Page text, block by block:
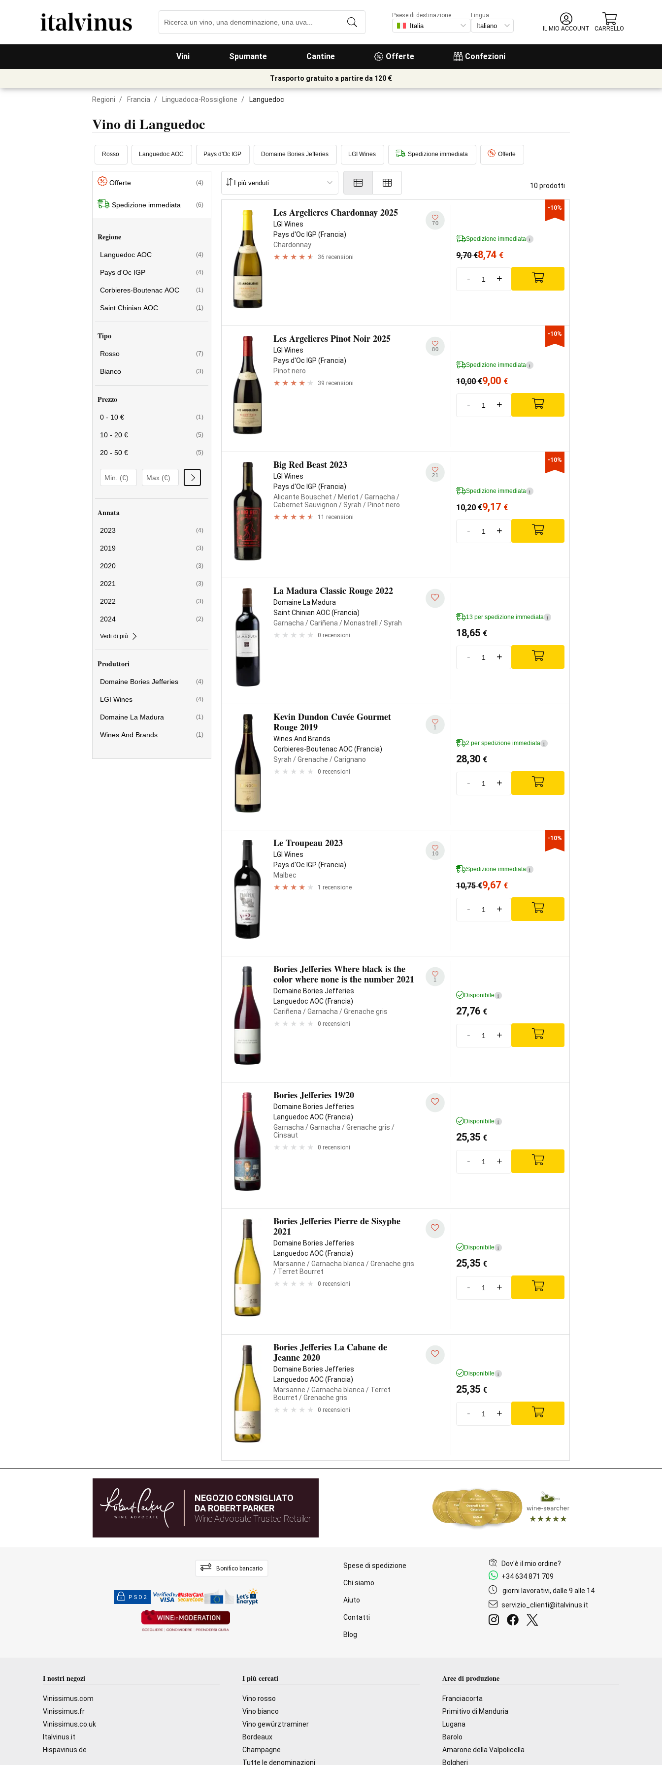
Vini Spumante Cantine Offerte Confezioni
Paese di destinazione:
Lingua
IL MIO ACCOUNT
CARRELLO
Trasporto gratuito a partire da 120 €
Regioni / Francia / Linguadoca-Rossiglione / Languedoc
Vino di Languedoc
Rosso Languedoc AOC Pays d'Oc IGP Domaine Bories Jefferies LGI Wines Spedizione immediata Offerte
Offerte (4)
Spedizione immediata (6)
Regione
Languedoc AOC (4)
Pays d'Oc IGP (4)
Corbieres-Boutenac AOC (1)
Saint Chinian AOC (1)
Tipo
Rosso (7)
Bianco (3)
Prezzo
0 - 10 € (1)
10 - 20 € (5)
20 - 50 € (5)
Annata
2023 (4)
2019 (3)
2020 (3)
2021 (3)
2022 (3)
2024 (2)
Vedi di più
Produttori
Domaine Bories Jefferies (4)
LGI Wines (4)
Domaine La Madura (1)
Wines And Brands (1)
10 prodotti
Les Argelieres Chardonnay 2025
LGI Wines
Pays d'Oc IGP (Francia)
Chardonnay
36 recensioni
70
Spedizione immediata i
9,70€8,74 €
- +
-10%
Les Argelieres Pinot Noir 2025
LGI Wines
Pays d'Oc IGP (Francia)
Pinot nero
39 recensioni
80
Spedizione immediata i
10,00€9,00 €
- +
-10%
Big Red Beast 2023
LGI Wines
Pays d'Oc IGP (Francia)
Alicante Bouschet / Merlot / Garnacha /
Cabernet Sauvignon / Syrah / Pinot nero
11 recensioni
21
Spedizione immediata i
10,20€9,17 €
- +
-10%
La Madura Classic Rouge 2022
Domaine La Madura
Saint Chinian AOC (Francia)
Garnacha / Cariñena / Monastrell / Syrah
0 recensioni
13 per spedizione immediata i
18,65 €
- +
Kevin Dundon Cuvée Gourmet
Rouge 2019
Wines And Brands
Corbieres-Boutenac AOC (Francia)
Syrah / Grenache / Carignano
0 recensioni
1
2 per spedizione immediata i
28,30 €
- +
Le Troupeau 2023
LGI Wines
Pays d'Oc IGP (Francia)
Malbec
1 recensione
10
Spedizione immediata i
10,75€9,67 €
- +
-10%
Bories Jefferies Where black is the
color where none is the number 2021
Domaine Bories Jefferies
Languedoc AOC (Francia)
Cariñena / Garnacha / Grenache gris
0 recensioni
1
Disponibile i
27,76 €
- +
Bories Jefferies 19/20
Domaine Bories Jefferies
Languedoc AOC (Francia)
Garnacha / Garnacha / Grenache gris /
Cinsaut
0 recensioni
Disponibile i
25,35 €
- +
Bories Jefferies Pierre de Sisyphe
2021
Domaine Bories Jefferies
Languedoc AOC (Francia)
Marsanne / Garnacha blanca / Grenache gris
/ Terret Bourret
0 recensioni
Disponibile i
25,35 €
- +
Bories Jefferies La Cabane de
Jeanne 2020
Domaine Bories Jefferies
Languedoc AOC (Francia)
Marsanne / Garnacha blanca / Terret
Bourret / Grenache gris
0 recensioni
Disponibile i
25,35 €
- +
NEGOZIO CONSIGLIATO
DA ROBERT PARKER
Wine Advocate Trusted Retailer
Bonifico bancario
PSD2
Spese di spedizione
Chi siamo
Aiuto
Contatti
Blog
Dov'è il mio ordine?
+34 634 871 709
giorni lavorativi, dalle 9 alle 14
servizio_clienti@italvinus.it
I nostri negozi
Vinissimus.com
Vinissimus.fr
Vinissimus.co.uk
Italvinus.it
Hispavinus.de
I più cercati
Vino rosso
Vino bianco
Vino gewürztraminer
Bordeaux
Champagne
Tutte le denominazioni
Aree di produzione
Franciacorta
Primitivo di Manduria
Lugana
Barolo
Amarone della Valpolicella
Bolgheri